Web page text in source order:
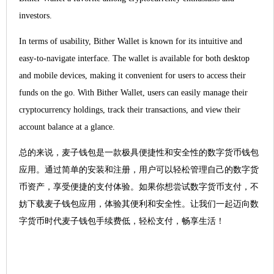
investors.
In terms of usability, Bither Wallet is known for its intuitive and
easy-to-navigate interface. The wallet is available for both desktop
and mobile devices, making it convenient for users to access their
funds on the go. With Bither Wallet, users can easily manage their
cryptocurrency holdings, track their transactions, and view their
account balance at a glance.
总的来说，麦子钱包是一款极具便捷性和安全性的数字货币钱包
应用。通过简单的安装和注册，用户可以轻松管理自己的数字货
币资产，享受便捷的支付体验。如果你想尝试数字货币支付，不
妨下载麦子钱包应用，体验其便利和安全性。让我们一起迈向数
字货币时代麦子钱包手续费低，轻松支付，畅享生活！